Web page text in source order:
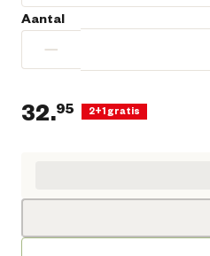
Aantal
−
32.95 2+1 gratis